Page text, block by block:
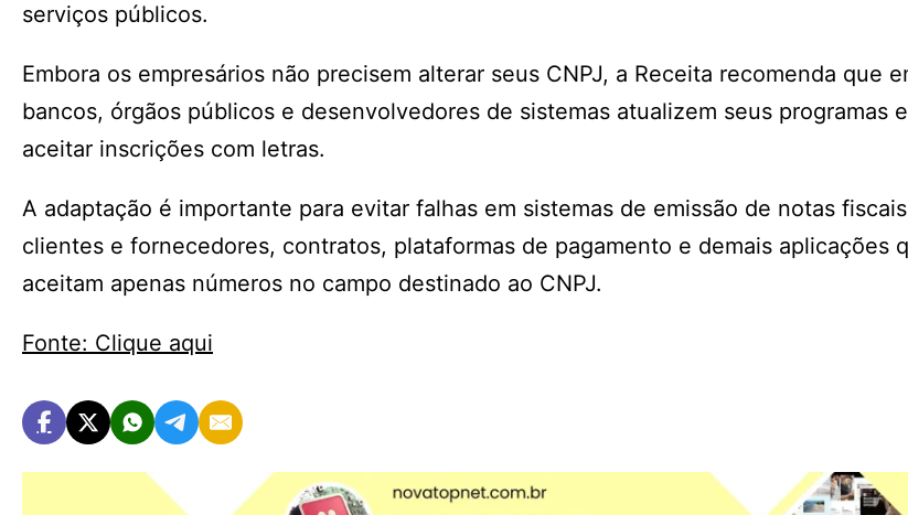
serviços públicos.
Embora os empresários não precisem alterar seus CNPJ, a Receita recomenda que
bancos, órgãos públicos e desenvolvedores de sistemas atualizem seus programas
aceitar inscrições com letras.
A adaptação é importante para evitar falhas em sistemas de emissão de notas
clientes e fornecedores, contratos, plataformas de pagamento e demais aplicações
aceitam apenas números no campo destinado ao CNPJ.
Fonte: Clique aqui